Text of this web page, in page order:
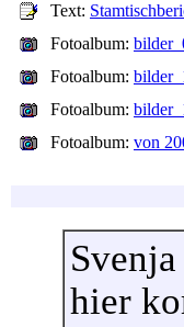
Text:
Fotoalbum:
Fotoalbum:
Fotoalbum:
Fotoalbum: von
hier